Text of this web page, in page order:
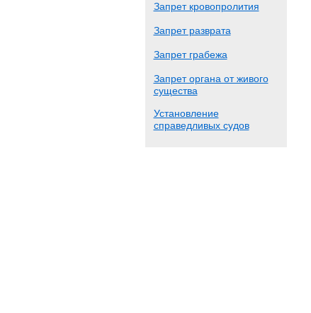
Запрет кровопролития
Запрет разврата
Запрет грабежа
Запрет органа от живого
существа
Установление
справедливых судов